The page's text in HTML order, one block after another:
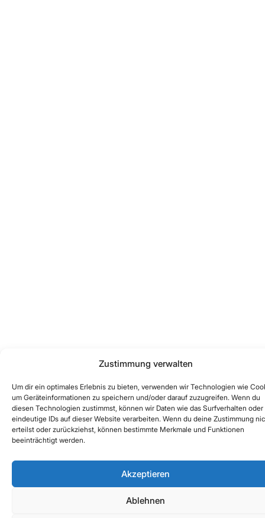
Zustimmung verwalten
Um dir ein optimales Erlebnis zu bieten, verwenden wir Technologien wie
um Geräteinformationen zu speichern und/oder darauf zuzugreifen. Wenn du
diesen Technologien zustimmst, können wir Daten wie das Surfverhalten oder
eindeutige IDs auf dieser Website verarbeiten. Wenn du deine Zustimmung
erteilst oder zurückziehst, können bestimmte Merkmale und Funktionen
beeinträchtigt werden.
Akzeptieren
Ablehnen